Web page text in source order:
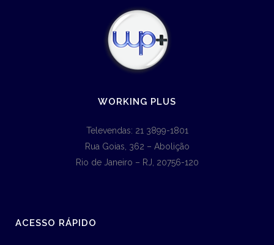
WORKING PLUS
Televendas: 21 3899-1801
Rua Goias, 362 – Abolição
Rio de Janeiro – RJ, 20756-120
ACESSO RÁPIDO